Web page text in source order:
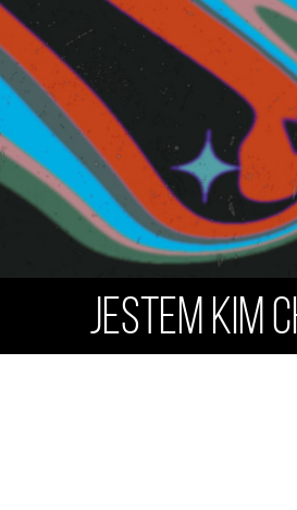
Jestem kim